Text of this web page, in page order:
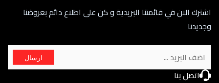
اشترك الان في قائمتنا البريدية و كن على اطلاع دائم بعروضنا
وجديدنا
ارسال
اتصل بنا